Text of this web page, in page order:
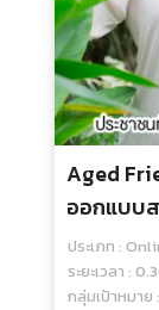
Aged
ออกแบบ
การส่งเ
อายุ
ประเภท :
ระยะเวลา :
กลุ่มเป้าหมา